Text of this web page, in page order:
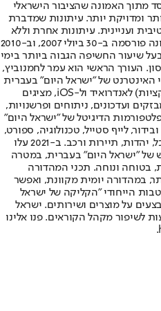
מתוך האמונה שהציבור הישראלי
ומדויקת יותר. עיתונות שמדברת
ועניינית. עיתונות אחרת וללא
תשלום. המהדורה המודפסת הראשונה פורסמה ב-30 ביולי 2007, וב-2010
שיעור החשיפה הגבוה ביותר בימי
העורך הראשי הוא עמר לחמנוביץ,
האינטרנט של "ישראל היום" בעברית
ובאנגלית, כמו כן היישומונים (אפליקציות) לאנדרואיד ול-iOS, מציגים
ועדכונים, ניתוחים ופרשנויות,
הדיגיטל של "ישראל היום"
לייף סטייל, טכנולוגיה, ספורט,
כלכלה וצרכנות, בריאות, חיילים, אוכל, יהדות, תיירות ורכב. ב-2021 עלו
של "ישראל היום" בעברית, במטרה
בטוחה ונוחה. תכני המהדורה
במהדורה יומית מקוונת, ואפשר
הייחודי "הקליקה של ישראל
על מוצרים ושירותים. ישראל
לשיפור מקהל הקוראים. פנו אלינו